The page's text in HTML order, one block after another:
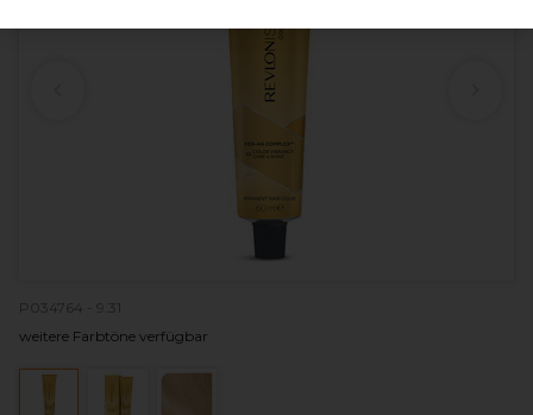
P034764 - 9.31
weitere Farbtöne verfügbar